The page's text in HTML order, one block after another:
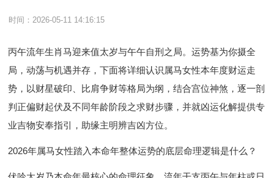
时间：2026-05-11 14:16:15
丙午流年生肖马迎来值太岁与午午自刑之局。运势基为你摄全
局，动荡与机遇并存，下面将详细认识属马女性本年度财运走
势，以财星破印、比肩争财等格局为纲，结合宫位神煞，逐一剖
判正偏财起伏及不同年龄阶段之求财步骤，并就凶运化解提供专
业吉物安奉指引，助缘主明辨吉凶方位。
2026年属马女性踏入本命年整体运势的底层命理逻辑是什么？